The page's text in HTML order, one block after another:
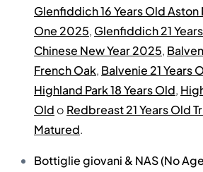
Glenfiddich 16 Years Old Aston
One 2025, Glenfiddich 21
Chinese New Year 2025,
French Oak, Balvenie 21 Years
Highland Park 18 Years Old,
Old o Redbreast 21 Years Old
Matured.
Bottiglie giovani & NAS (No